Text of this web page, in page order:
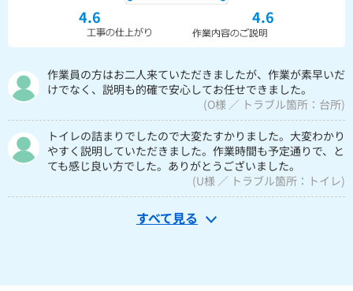
4.6
4.6
作業員の方はお二人来ていただきましたが、作業が素早いだ
けでなく、説明も的確で安心してお任せできました。
(O様 ／ トラブル箇所：台所)
トイレの詰まりでしたので大変たすかりました。大変わかり
やすく説明していただきました。作業時間も予定通りで、と
ても感じ良い方でした。ありがとうございました。
(U様 ／ トラブル箇所：トイレ)
すべて見る